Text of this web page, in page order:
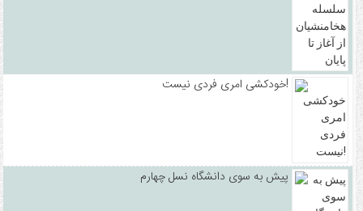
خودکشی امری فردی نیست!
پیش به سوی دانشگاه نسل چهارم